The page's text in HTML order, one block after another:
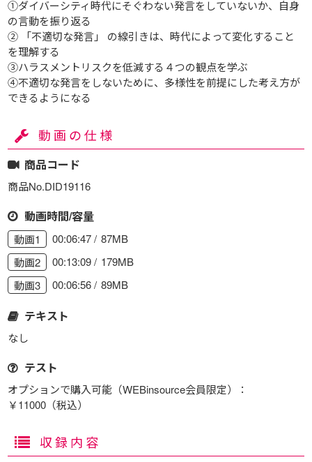
①ダイバーシティ時代にそぐわない発言をしていないか、自身
の言動を振り返る
② 「不適切な発言」 の線引きは、時代によって変化する​こと
を理解する
③ハラスメントリスクを低減する４つの観点を学ぶ
④不適切な発言をしないために、多様性を前提にした考え方が
できるようになる
動画の仕様
商品コード
商品No.DID19116
動画時間/容量
動画1 00:06:47
87MB
動画2
00:13:09
179MB
動画3
00:06:56 89MB
テキスト
なし
テスト
オプションで購入可能（WEBinsource会員限定）：
￥11000（税込）
収録内容